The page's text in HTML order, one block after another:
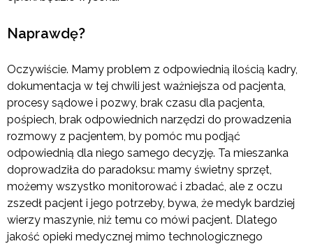
Naprawdę?
Oczywiście. Mamy problem z odpowiednią ilością kadry,
dokumentacja w tej chwili jest ważniejsza od pacjenta,
procesy sądowe i pozwy, brak czasu dla pacjenta,
pośpiech, brak odpowiednich narzędzi do prowadzenia
rozmowy z pacjentem, by pomóc mu podjąć
odpowiednią dla niego samego decyzję. Ta mieszanka
doprowadziła do paradoksu: mamy świetny sprzęt,
możemy wszystko monitorować i zbadać, ale z oczu
zszedł pacjent i jego potrzeby, bywa, że medyk bardziej
wierzy maszynie, niż temu co mówi pacjent. Dlatego
jakość opieki medycznej mimo technologicznego